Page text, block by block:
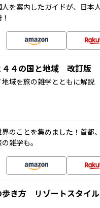
人を案内したガイドが、日
４の国と地域 改訂版
地域を旅の雑学とともに解説
のことを集めました！首都
雑学も。
き方 リゾートスタイ